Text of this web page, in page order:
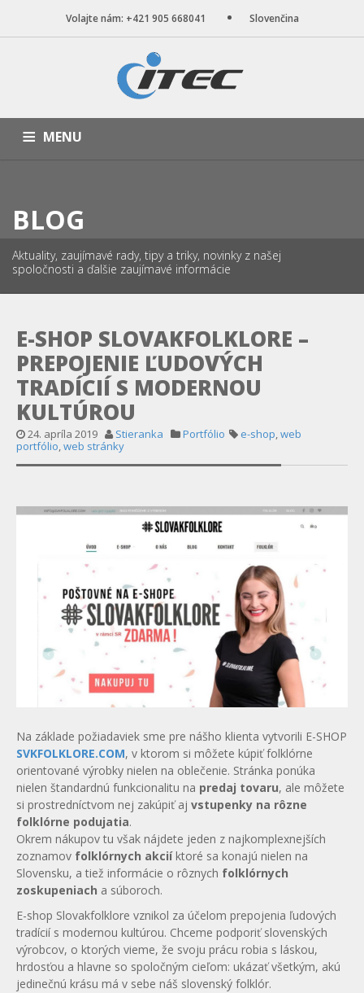
Volajte nám: +421 905 668041 Slovenčina
MENU
BLOG O NÁS
BLOG
Aktuality, zaujímavé rady, tipy a triky, novinky z našej
spoločnosti a ďalšie zaujímavé informácie
E-SHOP SLOVAKFOLKLORE –
PREPOJENIE ĽUDOVÝCH
TRADÍCIÍ S MODERNOU
KULTÚROU
24. apríla 2019 Stieranka Portfólio e-shop,web
portfólio,web stránky
Na základe požiadaviek sme pre nášho klienta vytvorili E-SHOP
SVKFOLKLORE.COM, v ktorom si môžete kúpiť folklórne
orientované výrobky nielen na oblečenie. Stránka ponúka
nielen štandardnú funkcionalitu na predaj tovaru, ale môžete
si prostredníctvom nej zakúpiť aj vstupenky na rôzne
folklórne podujatia.
Okrem nákupov tu však nájdete jeden z najkomplexnejších
zoznamov folklórnych akciíktoré sa konajú nielen na
Slovensku, a tiež informácie o rôznych folklórnych
zoskupeniach a súboroch.
E-shop Slovakfolklore vznikol za účelom prepojenia ľudových
tradícií s modernou kultúrou. Chceme podporiť slovenských
výrobcov, o ktorých vieme, že svoju prácu robia s láskou,
hrdosťou a hlavne so spoločným cieľom: ukázať všetkým, akú
jedinečnú krásu má v sebe náš slovenský folklór.